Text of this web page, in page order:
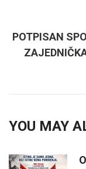
POTPISAN
YOU MAY